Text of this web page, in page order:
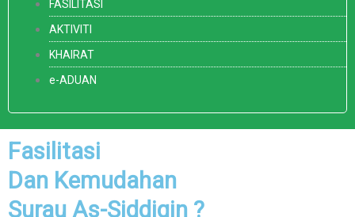
FASILITASI
AKTIVITI
KHAIRAT
e-ADUAN
Fasilitasi
Dan Kemudahan
Surau As-Siddiqin ?